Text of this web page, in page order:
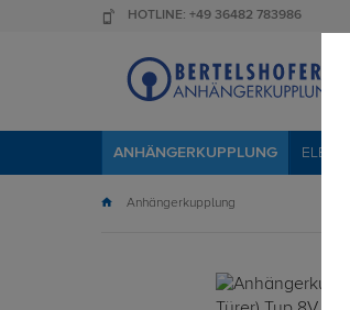
HOTLINE: +49 36482 783986
ANHÄNGERKUPPLUNG
Anhängerkupplung